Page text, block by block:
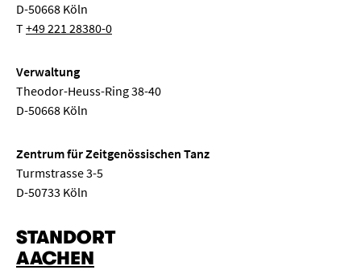
D-50668 Köln
T+49 221 28380-0
Verwaltung
Theodor-Heuss-Ring 38-40
D-50668 Köln
Zentrum für Zeitgenössischen Tanz
Turmstrasse 3-5
D-50733 Köln
STANDORT
AACHEN